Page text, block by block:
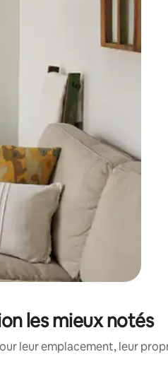
et en faisant glisser.
les mieux notés
leur emplacement, leur